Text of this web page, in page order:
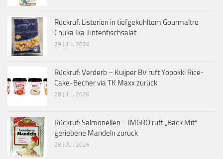
Rückruf: Listerien in tiefgekühltem Gourmaître
Chuka Ika Tintenfischsalat
29 JULI, 2026
Rückruf: Verderb – Kuijper BV ruft Yopokki Rice-
Cake-Becher via TK Maxx zurück
28 JULI, 2026
Rückruf: Salmonellen – IMGRO ruft „Back Mit“
geriebene Mandeln zurück
28 JULI, 2026